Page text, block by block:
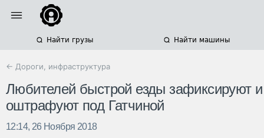
Найти грузы Найти машины
← Дороги, инфраструктура
Любителей быстрой езды зафиксируют и
оштрафуют под Гатчиной
12:14, 26 Ноября 2018